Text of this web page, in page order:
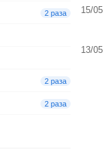
2 раза
2 раза
2 раза
15/05
13/05